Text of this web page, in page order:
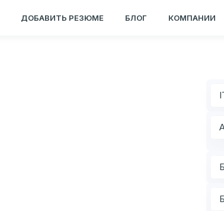
ДОБАВИТЬ РЕЗЮМЕ БЛОГ КОМПАНИИ